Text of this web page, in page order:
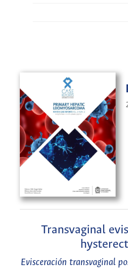
Transvaginal
Evisceración transvaginal